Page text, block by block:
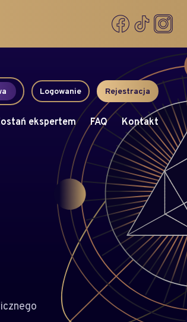
Logowanie Rejestracja
ekspertem FAQ Kontakt